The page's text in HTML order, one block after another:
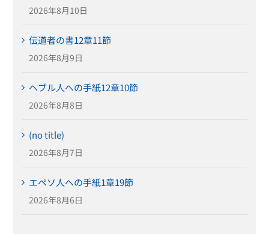
2026年8月10日
伝道者の書12章11節
2026年8月9日
ヘブル人への手紙12章10節
2026年8月8日
(no title)
2026年8月7日
エペソ人への手紙1章19節
2026年8月6日